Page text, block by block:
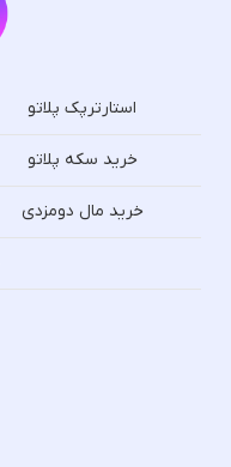
استارترپک پلاتو
خرید سکه پلاتو
خرید مال دومزدی